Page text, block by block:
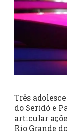
Três
do Seridó e
articular
Rio Grande